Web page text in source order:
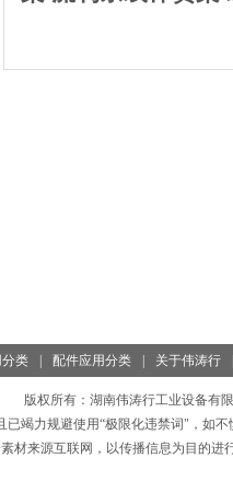
类 配件应用分类 关于伟涛行
版权所有： 湖南伟涛行工业设备有
竭力规避使用“极限化违禁词"，如
材来源互联网，以传播信息为目的